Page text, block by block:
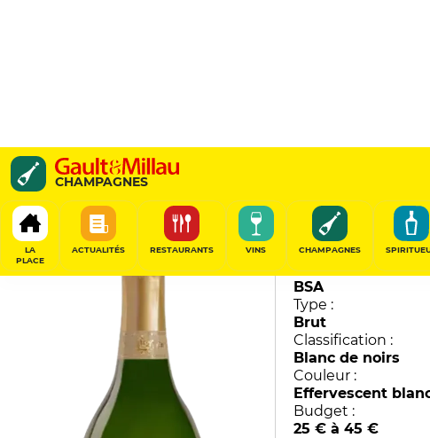
CHAMPAGNES
LA
PLACE
ACTUALITÉS RESTAURANTS VINS CHAMPAGNES
Charles VII Grande
Canard-Duchêne
91/100
Millésime :
BSA
Type :
Brut
Classification :
Blanc de noirs
Couleur :
Effervescent
Budget :
25 € à 45 €